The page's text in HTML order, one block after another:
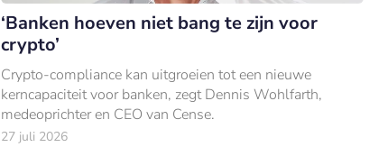
‘Banken hoeven niet bang te zijn voor
crypto’
Crypto-compliance kan uitgroeien tot een nieuwe
kerncapaciteit voor banken, zegt Dennis Wohlfarth,
medeoprichter en CEO van Cense.
27 juli 2026